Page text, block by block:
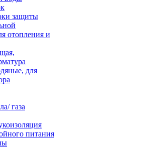
защиты
отопления и
для
газа
питания